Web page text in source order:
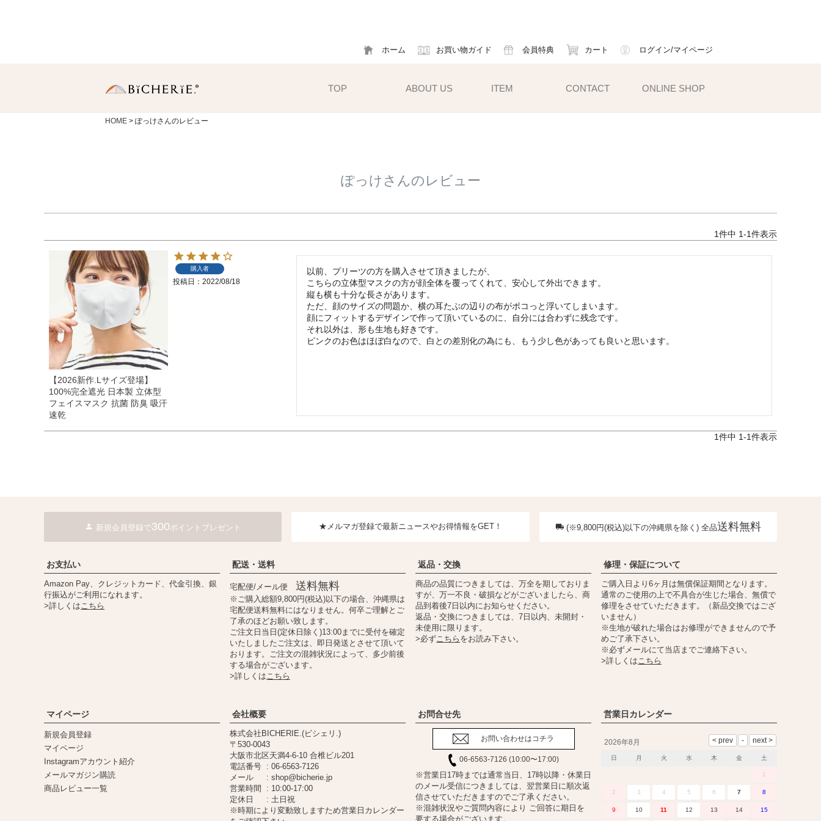
ホーム お買い物ガイド 会員特典 カート ログイン/マイページ
TOP ABOUT US ITEM
一般的に使われている女性雨傘と
同サイズ。
折りたたみ傘
キャスケット
ハットクリップ
ハットライナー
CONTACT ONLINE SHOP
HOME ぽっけさんのレビュー
ぽっけさんのレビュー
1件中 1-1件表示
【2026新作.Lサイズ登場】
100%完全遮光 日本製 立体型
フェイスマスク 抗菌 防臭 吸汗
速乾
購入者
投稿日 2022/08/18
以前、プリーツの方を購入させて頂きましたが、
こちらの立体型マスクの方が顔全体を覆ってくれて、安心して外出できます。
縦も横も十分な長さがあります。
ただ、顔のサイズの問題か、横の耳たぶの辺りの布がポコっと浮いてしまいます。
顔にフィットするデザインで作って頂いているのに、自分には合わずに残念です。
それ以外は、形も生地も好きです。
ピンクのお色はほぼ白なので、白との差別化の為にも、もう少し色があっても良いと思います。
1件中 1-1件表示
新規会員登録で300ポイントプレゼント ★メルマガ登録で最新ニュースやお得情報をGET！ (※9,800円(税込)以下の沖縄県を除く) 全品送料無料
お支払い
Amazon Pay、クレジットカード、代金引換、銀
行振込がご利用になれます。
>詳しくは こちら
配送・送料
宅配便/メール便 送料無料
※ご購入総額9,800円(税込)以下の場合、沖縄県は
宅配便送料無料にはなりません。何卒ご理解とご
了承のほどお願い致します。
ご注文日当日(定休日除く)13:00までに受付を確定
いたしましたご注文は、即日発送とさせて頂いて
おります。ご注文の混雑状況によって、多少前後
する場合がございます。
>詳しくは こちら
返品・交換
商品の品質につきましては、万全を期しておりま
すが、万一不良・破損などがございましたら、商
品到着後7日以内にお知らせください。
返品・交換につきましては、7日以内、未開封・
未使用に限ります。
>必ず こちら をお読み下さい。
修理・保証について
ご購入日より6ヶ月は無償保証期間となります。
通常のご使用の上で不具合が生じた場合、無償で
修理をさせていただきます。（新品交換ではござ
いません）
※生地が破れた場合はお修理ができませんので予
めご了承下さい。
※必ずメールにて当店までご連絡下さい。
>詳しくは こちら
マイページ
新規会員登録
マイページ
Instagramアカウント紹介
メールマガジン購読
商品レビュー一覧
会社概要
株式会社BICHERIE.(ビシェリ.)
530-0043
大阪市北区天満4-6-10 合椎ビル201
電話番号
06-6563-7126
メール
shop@bicherie.jp
営業時間
10:00-17:00
定休日
土日祝
※時期により変動致しますため営業日カレンダー
お問合せ先
お問い合わせはコチラ
06-6563-7126 (10:00〜17:00)
※営業日17時までは通常当日、17時以降・休業日
のメール受信につきましては、翌営業日に順次返
信させていただきますのでご了承ください。
※混雑状況やご質問内容により ご回答に期日を
要する場合がございます。
営業日カレンダー
2026年8月
日 月 火 水 木 金 土
1
2 3 4 5 6 7 8
9 10 11 12 13 14 15